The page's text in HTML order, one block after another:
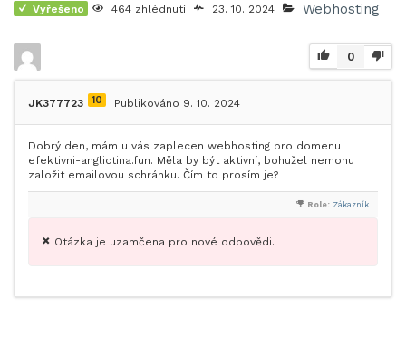
Vyřešeno 464 zhlédnutí 23. 10. 2024 Webhosting
0
JK377723 10 Publikováno 9. 10. 2024
Dobrý den, mám u vás zaplecen webhosting pro domenu
efektivni-anglictina.fun. Měla by být aktivní, bohužel nemohu
založit emailovou schránku. Čím to prosím je?
Role: Zákazník
Otázka je uzamčena pro nové odpovědi.